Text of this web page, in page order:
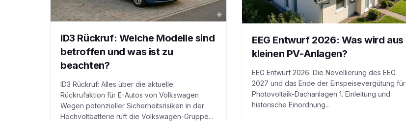
ID3 Rückruf: Welche Modelle sind
betroffen und was ist zu
beachten?
ID3 Rückruf: Alles über die aktuelle
Rückrufaktion für E-Autos von Volkswagen
Wegen potenzieller Sicherheitsrisiken in der
Hochvoltbatterie ruft die Volkswagen-Gruppe...
EEG Entwurf 2026: Was wird aus
kleinen PV-Anlagen?
EEG Entwurf 2026: Die Novellierung des EEG
2027 und das Ende der Einspeisevergütung für
Photovoltaik-Dachanlagen 1. Einleitung und
historische Einordnung...